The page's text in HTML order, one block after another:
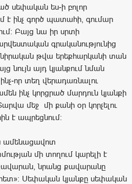
սեփական ես-ի բոլոր
է ինչ գործ պատահի, գումար
Բայց նա իր սրտի
գրականությունից
անիրական թվա երեքհարկանի տան
նույն այդ կյանքում նման
որ տեղ վերադառնալու
ինչ կորցրած մարդուն կյանքի
մեջ մի քանի օր կորչելու
է ապրեցնում։
ամենացավոտ
մի տողում կարելի է
քավարան, նրանց քավարանը
Սեփական կյանքը սեփական